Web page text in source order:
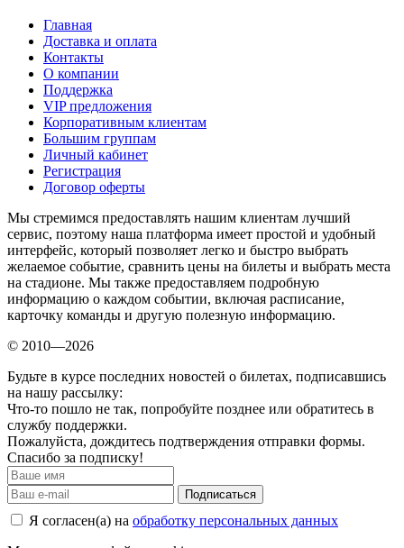
Главная
Доставка и оплата
Контакты
О компании
Поддержка
VIP предложения
Корпоративным клиентам
Большим группам
Личный кабинет
Регистрация
Договор оферты
Мы стремимся предоставлять нашим клиентам лучший
сервис, поэтому наша платформа имеет простой и удобный
интерфейс, который позволяет легко и быстро выбрать
желаемое событие, сравнить цены на билеты и выбрать места
на стадионе. Мы также предоставляем подробную
информацию о каждом событии, включая расписание,
карточку команды и другую полезную информацию.
© 2010—2026
Будьте в курсе последних новостей о билетах, подписавшись
на нашу рассылку:
Что-то пошло не так, попробуйте позднее или обратитесь в
службу поддержки.
Пожалуйста, дождитесь подтверждения отправки формы.
Спасибо за подписку!
Подписаться
Я согласен(а) на обработку персональных данных